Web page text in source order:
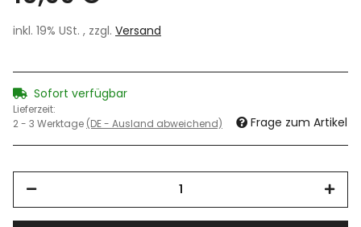
inkl. 19% USt. , zzgl. Versand
Sofort verfügbar
Lieferzeit:
2 - 3 Werktage (DE - Ausland abweichend) Frage zum Artikel